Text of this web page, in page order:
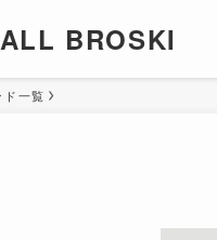
BROSKI
一覧